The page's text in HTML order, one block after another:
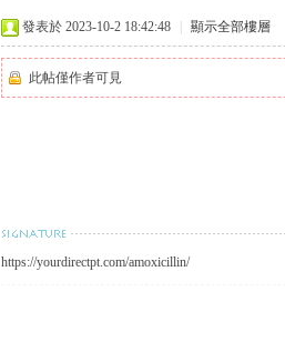
發表於 2023-10-2 18:42:48 顯示全部樓層
此帖僅作者可見
https://yourdirectpt.com/amoxicillin/